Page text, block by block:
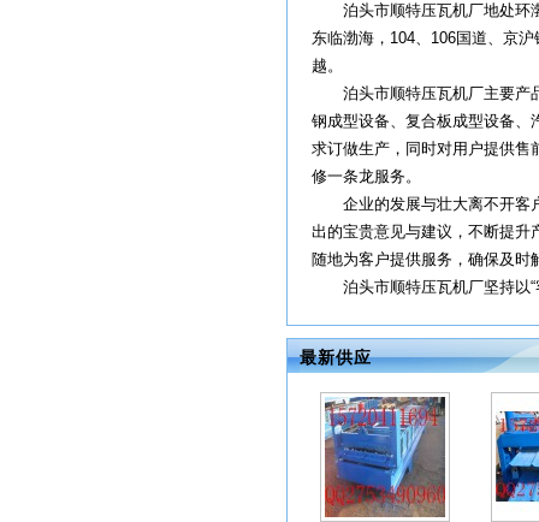
泊头市顺特压瓦机厂地处环
东临渤海，104、106国道、京
越。
泊头市顺特压瓦机厂主要产
钢成型设备、复合板成型设备、
求订做生产，同时对用户提供售
修一条龙服务。
企业的发展与壮大离不开客户
出的宝贵意见与建议，不断提升
随地为客户提供服务，确保及
泊头市顺特压瓦机厂坚持以“
最新供应